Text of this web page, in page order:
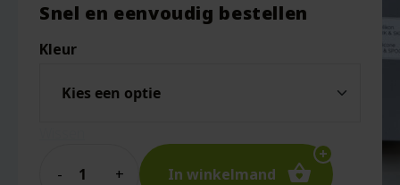
Snel en eenvoudig bestellen
Kleur
In winkelmand